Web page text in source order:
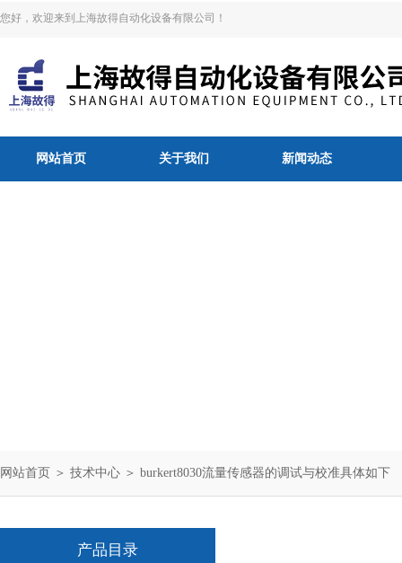
您好，欢迎来到上海故得自动化设备有限公司！
网站首页 关于我们 新闻动态
网站首页 ＞ 技术中心 ＞ burkert8030流量传感器的调试与校准具体如下
产品目录